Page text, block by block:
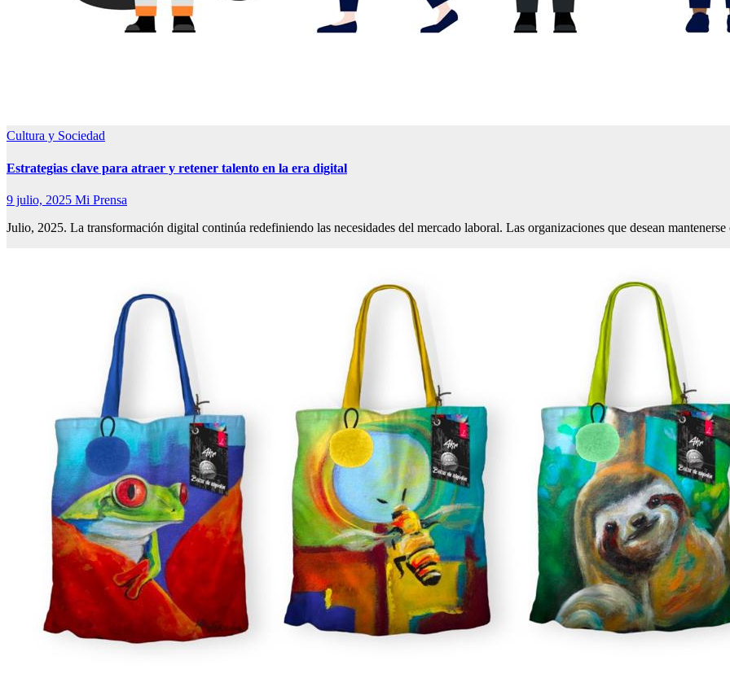
Cultura y Sociedad
Estrategias clave para atraer y retener talento en la era digital
9 julio, 2025 Mi Prensa
Julio, 2025. La transformación digital continúa redefiniendo las necesidades del mercado laboral. Las organizaciones que desean